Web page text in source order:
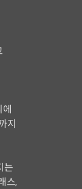
에
지
는
스,